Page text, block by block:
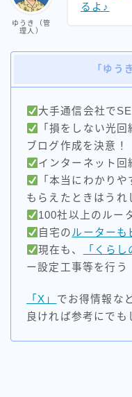
ゆうき（管
理人）
るよ♪
「ゆう
大手通信会社で
「損をしない光
ブログ作成を決意！
インターネット回
「本当にわかり
もらえたときはうれ
100社以上のルー
自宅のルーターも
現在も、
「くら
ー設定工事等を行う
「X」 でお得情報な
良ければ参考にでも